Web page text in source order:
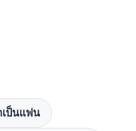
เป็นแฟน